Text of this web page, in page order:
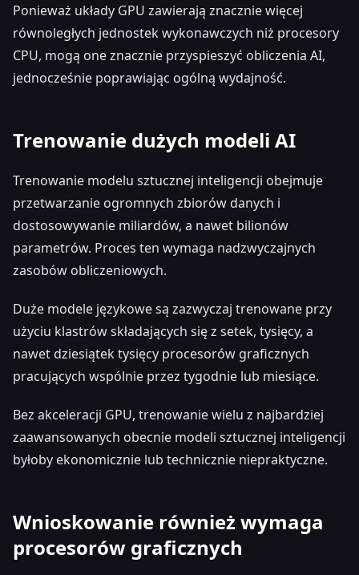
Ponieważ układy GPU zawierają znacznie więcej
równoległych jednostek wykonawczych niż procesory
CPU, mogą one znacznie przyspieszyć obliczenia AI,
jednocześnie poprawiając ogólną wydajność.
Trenowanie dużych modeli AI
Trenowanie modelu sztucznej inteligencji obejmuje
przetwarzanie ogromnych zbiorów danych i
dostosowywanie miliardów, a nawet bilionów
parametrów. Proces ten wymaga nadzwyczajnych
zasobów obliczeniowych.
Duże modele językowe są zazwyczaj trenowane przy
użyciu klastrów składających się z setek, tysięcy, a
nawet dziesiątek tysięcy procesorów graficznych
pracujących wspólnie przez tygodnie lub miesiące.
Bez akceleracji GPU, trenowanie wielu z najbardziej
zaawansowanych obecnie modeli sztucznej inteligencji
byłoby ekonomicznie lub technicznie niepraktyczne.
Wnioskowanie również wymaga
procesorów graficznych